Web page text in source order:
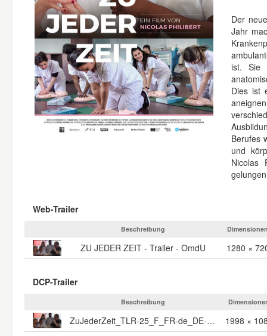
Der
Jahr
ist. Sie
Dies ist
Berufes
und
Nicolas
Web-Trailer
Beschreibung
ZU JEDER ZEIT - Trailer - OmdU 1280 ×
DCP-Trailer
Beschreibung
ZuJederZeit_TLR-25_F_FR-de_DE-AA_20_2K_MJ_20190220_FKT_IOP_OV 1998 ×